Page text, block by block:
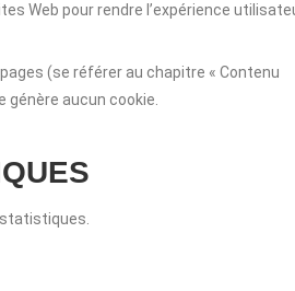
Web pour rendre l’expérience
(se référer au chapitre « Contenu
aucun cookie.